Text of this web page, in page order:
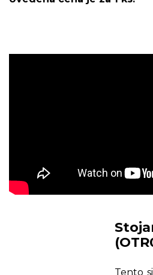
Tento